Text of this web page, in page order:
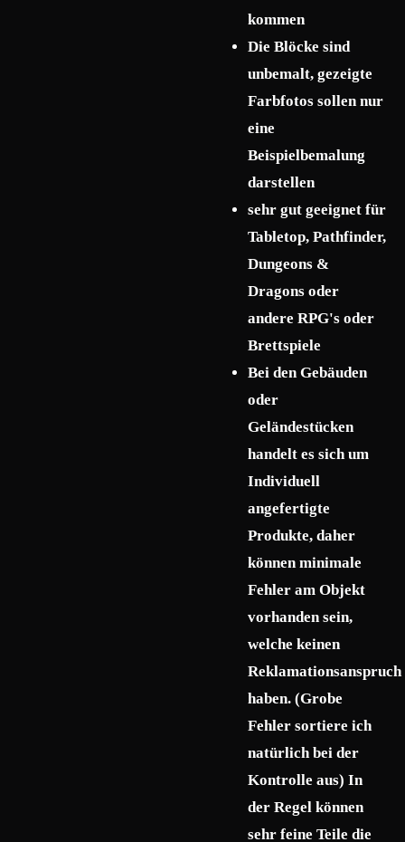
kommen
Die Blöcke sind
unbemalt, gezeigte
Farbfotos sollen nur
eine
Beispielbemalung
darstellen
sehr gut geeignet für
Tabletop, Pathfinder,
Dungeons &
Dragons oder
andere RPG's oder
Brettspiele
Bei den Gebäuden
oder
Geländestücken
handelt es sich um
Individuell
angefertigte
Produkte, daher
können minimale
Fehler am Objekt
vorhanden sein,
welche keinen
Reklamationsanspruch
haben. (Grobe
Fehler sortiere ich
natürlich bei der
Kontrolle aus) In
der Regel können
sehr feine Teile die